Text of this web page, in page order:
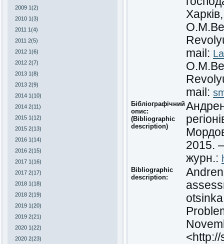
2009 1(2)
2010 1(3)
2011 1(4)
2011 2(5)
2012 1(6)
2012 2(7)
2013 1(8)
2013 2(9)
2014 1(10)
2014 2(11)
2015 1(12)
2015 2(13)
2016 1(14)
2016 2(15)
2017 1(16)
2017 2(17)
2018 1(18)
2018 2(19)
2019 1(20)
2019 2(21)
2020 1(22)
2020 2(23)
mail:
mail:
Бібліографічний
опис:
(Bibliographic
description)
2015.
журн.:
Bibliographic
description: